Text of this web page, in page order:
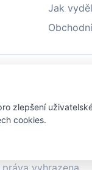
Jak
vyhrazena
zlepšení
cookies.